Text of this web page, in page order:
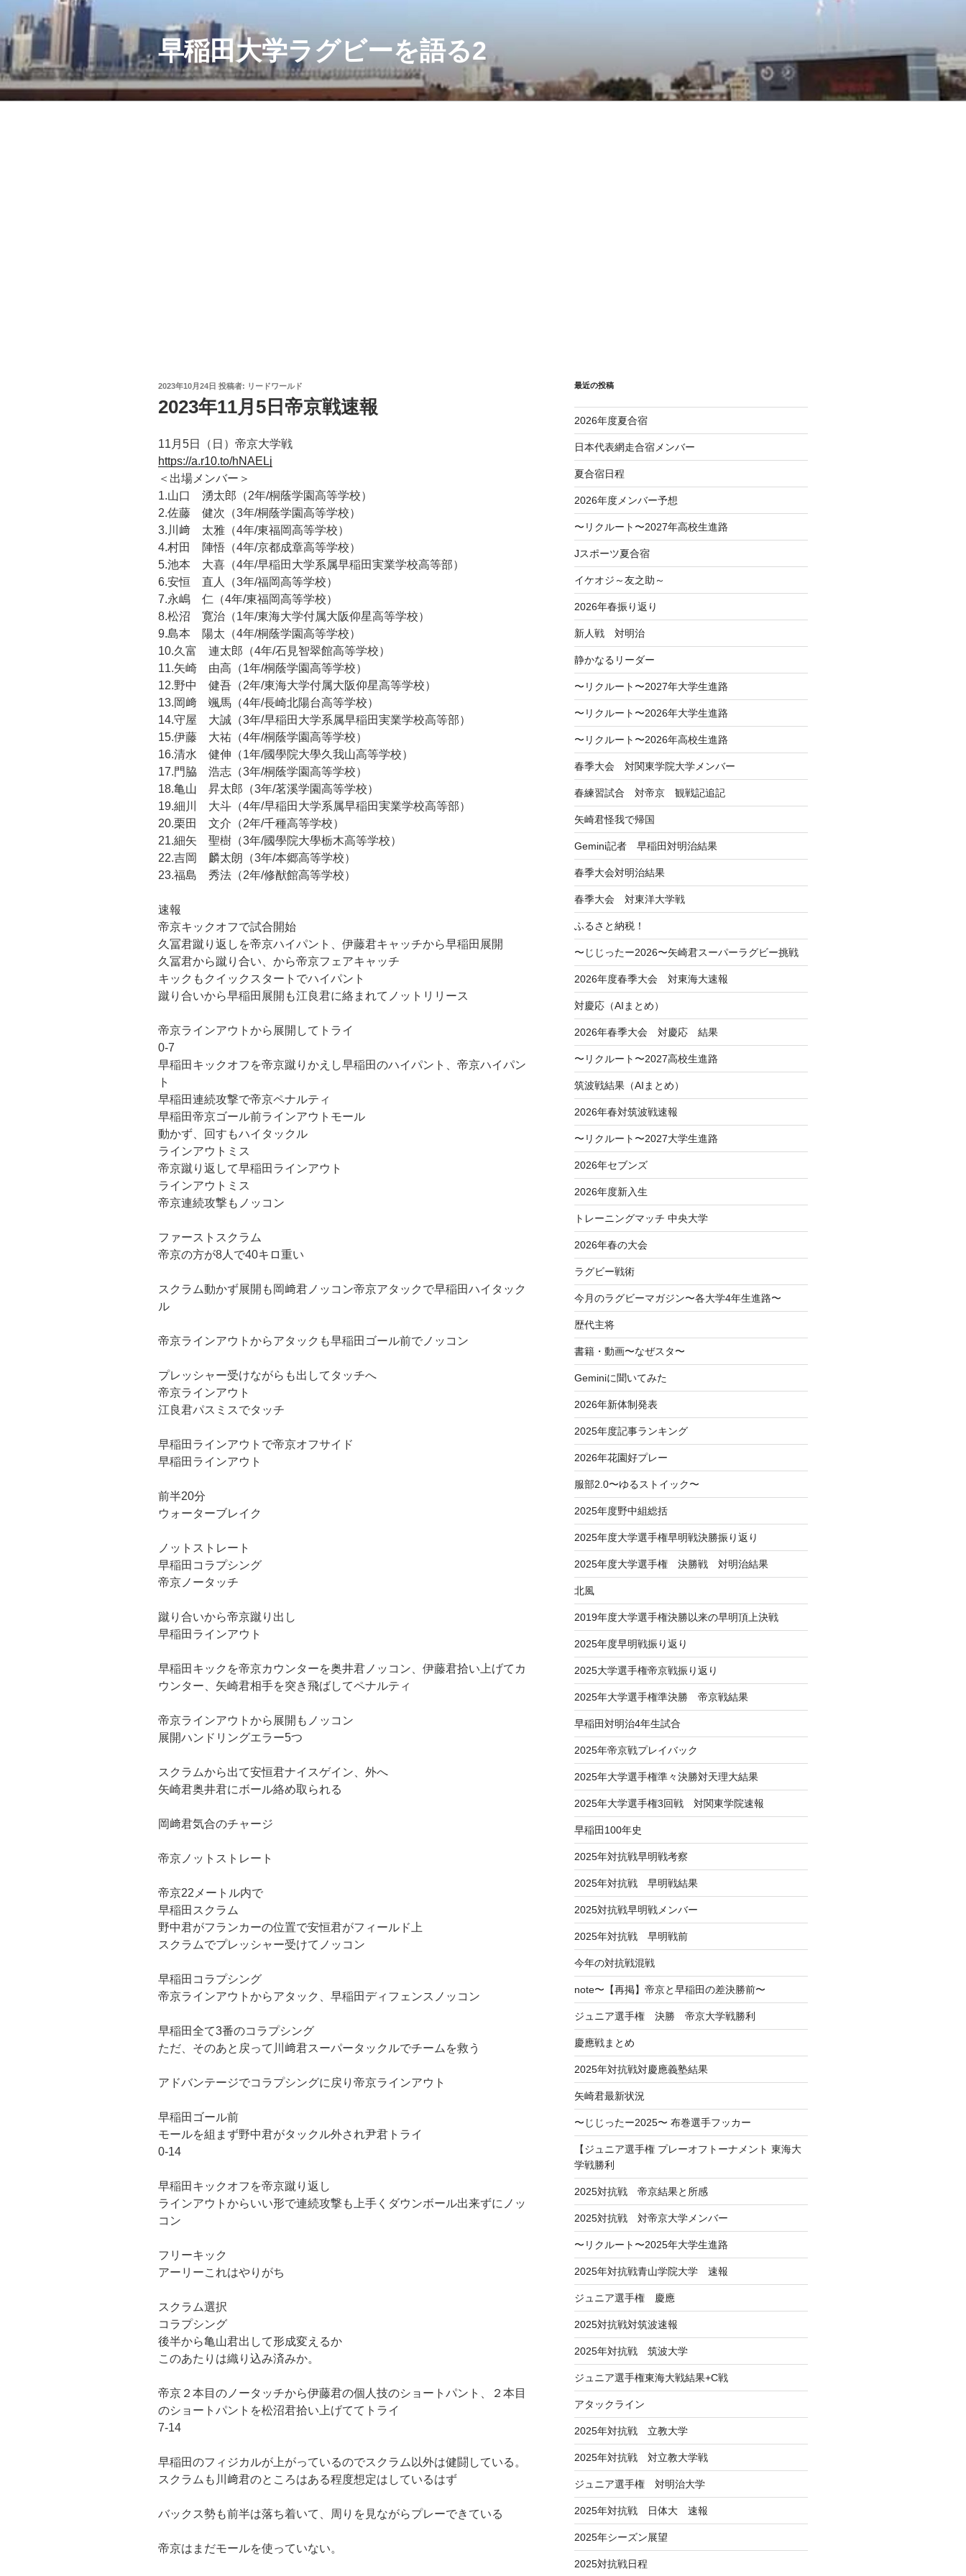
テ
ン
ツ
へ
早稲田大学ラグビーを語る2
投
日:
2023年10月24日 投稿者: リードワールド
2023年11月5日帝京戦速報
11月5日（日）帝京大学戦
https://a.r10.to/hNAELj
＜出場メンバー＞
1.山口 湧太郎（2年/桐蔭学園高等学校）
2.佐藤 健次（3年/桐蔭学園高等学校）
3.川﨑 太雅（4年/東福岡高等学校）
4.村田 陣悟（4年/京都成章高等学校）
5.池本 大喜（4年/早稲田大学系属早稲田実業学校高等部）
6.安恒 直人（3年/福岡高等学校）
7.永嶋 仁（4年/東福岡高等学校）
8.松沼 寛治（1年/東海大学付属大阪仰星高等学校）
9.島本 陽太（4年/桐蔭学園高等学校）
10.久富 連太郎（4年/石見智翠館高等学校）
11.矢崎 由高（1年/桐蔭学園高等学校）
12.野中 健吾（2年/東海大学付属大阪仰星高等学校）
13.岡﨑 颯馬（4年/長崎北陽台高等学校）
14.守屋 大誠（3年/早稲田大学系属早稲田実業学校高等部）
15.伊藤 大祐（4年/桐蔭学園高等学校）
16.清水 健伸（1年/國學院大學久我山高等学校）
17.門脇 浩志（3年/桐蔭学園高等学校）
18.亀山 昇太郎（3年/茗溪学園高等学校）
19.細川 大斗（4年/早稲田大学系属早稲田実業学校高等部）
20.栗田 文介（2年/千種高等学校）
21.細矢 聖樹（3年/國學院大學栃木高等学校）
22.吉岡 麟太朗（3年/本郷高等学校）
23.福島 秀法（2年/修猷館高等学校）
速報
帝京キックオフで試合開始
久冨君蹴り返しを帝京ハイパント、伊藤君キャッチから早稲田展開
久冨君から蹴り合い、から帝京フェアキャッチ
キックもクイックスタートでハイパント
蹴り合いから早稲田展開も江良君に絡まれてノットリリース
帝京ラインアウトから展開してトライ
0-7
早稲田キックオフを帝京蹴りかえし早稲田のハイパント、帝京ハイパン
ト
早稲田連続攻撃で帝京ペナルティ
早稲田帝京ゴール前ラインアウトモール
動かず、回すもハイタックル
ラインアウトミス
帝京蹴り返して早稲田ラインアウト
ラインアウトミス
帝京連続攻撃もノッコン
ファーストスクラム
帝京の方が8人で40キロ重い
スクラム動かず展開も岡﨑君ノッコン帝京アタックで早稲田ハイタック
ル
帝京ラインアウトからアタックも早稲田ゴール前でノッコン
プレッシャー受けながらも出してタッチへ
帝京ラインアウト
江良君パスミスでタッチ
早稲田ラインアウトで帝京オフサイド
早稲田ラインアウト
前半20分
ウォーターブレイク
ノットストレート
早稲田コラプシング
帝京ノータッチ
蹴り合いから帝京蹴り出し
早稲田ラインアウト
早稲田キックを帝京カウンターを奥井君ノッコン、伊藤君拾い上げてカ
ウンター、矢崎君相手を突き飛ばしてペナルティ
帝京ラインアウトから展開もノッコン
展開ハンドリングエラー5つ
スクラムから出て安恒君ナイスゲイン、外へ
矢崎君奥井君にボール絡め取られる
岡﨑君気合のチャージ
帝京ノットストレート
帝京22メートル内で
早稲田スクラム
野中君がフランカーの位置で安恒君がフィールド上
スクラムでプレッシャー受けてノッコン
早稲田コラプシング
帝京ラインアウトからアタック、早稲田ディフェンスノッコン
早稲田全て3番のコラプシング
ただ、そのあと戻って川﨑君スーパータックルでチームを救う
アドバンテージでコラプシングに戻り帝京ラインアウト
早稲田ゴール前
モールを組まず野中君がタックル外され尹君トライ
0-14
早稲田キックオフを帝京蹴り返し
ラインアウトからいい形で連続攻撃も上手くダウンボール出来ずにノッ
コン
フリーキック
アーリーこれはやりがち
スクラム選択
コラプシング
後半から亀山君出して形成変えるか
このあたりは織り込み済みか。
帝京２本目のノータッチから伊藤君の個人技のショートパント、２本目
のショートパントを松沼君拾い上げててトライ
7-14
早稲田のフィジカルが上がっているのでスクラム以外は健闘している。
スクラムも川﨑君のところはある程度想定はしているはず
バックス勢も前半は落ち着いて、周りを見ながらプレーできている
帝京はまだモールを使っていない。
最近の投稿
2026年度夏合宿
日本代表網走合宿メンバー
夏合宿日程
2026年度メンバー予想
〜リクルート〜2027年高校生進路
Jスポーツ夏合宿
イケオジ～友之助～
2026年春振り返り
新人戦 対明治
静かなるリーダー
〜リクルート〜2027年大学生進路
〜リクルート〜2026年大学生進路
〜リクルート〜2026年高校生進路
春季大会 対関東学院大学メンバー
春練習試合 対帝京 観戦記追記
矢崎君怪我で帰国
Gemini記者 早稲田対明治結果
春季大会対明治結果
春季大会 対東洋大学戦
ふるさと納税！
〜じじったー2026〜矢崎君スーパーラグビー挑戦
2026年度春季大会 対東海大速報
対慶応（AIまとめ）
2026年春季大会 対慶応 結果
〜リクルート〜2027高校生進路
筑波戦結果（AIまとめ）
2026年春対筑波戦速報
〜リクルート〜2027大学生進路
2026年セブンズ
2026年度新入生
トレーニングマッチ 中央大学
2026年春の大会
ラグビー戦術
今月のラグビーマガジン〜各大学4年生進路〜
歴代主将
書籍・動画〜なぜスタ〜
Geminiに聞いてみた
2026年新体制発表
2025年度記事ランキング
2026年花園好プレー
服部2.0〜ゆるストイック〜
2025年度野中組総括
2025年度大学選手権早明戦決勝振り返り
2025年度大学選手権 決勝戦 対明治結果
北風
2019年度大学選手権決勝以来の早明頂上決戦
2025年度早明戦振り返り
2025大学選手権帝京戦振り返り
2025年大学選手権準決勝 帝京戦結果
早稲田対明治4年生試合
2025年帝京戦プレイバック
2025年大学選手権準々決勝対天理大結果
2025年大学選手権3回戦 対関東学院速報
早稲田100年史
2025年対抗戦早明戦考察
2025年対抗戦 早明戦結果
2025対抗戦早明戦メンバー
2025年対抗戦 早明戦前
今年の対抗戦混戦
note〜【再掲】帝京と早稲田の差決勝前〜
ジュニア選手権 決勝 帝京大学戦勝利
慶應戦まとめ
2025年対抗戦対慶應義塾結果
矢崎君最新状況
〜じじったー2025〜 布巻選手フッカー
【ジュニア選手権 プレーオフトーナメント 東海大
学戦勝利
2025対抗戦 帝京結果と所感
2025対抗戦 対帝京大学メンバー
〜リクルート〜2025年大学生進路
2025年対抗戦青山学院大学 速報
ジュニア選手権 慶應
2025対抗戦対筑波速報
2025年対抗戦 筑波大学
ジュニア選手権東海大戦結果+C戦
アタックライン
2025年対抗戦 立教大学
2025年対抗戦 対立教大学戦
ジュニア選手権 対明治大学
2025年対抗戦 日体大 速報
2025年シーズン展望
2025対抗戦日程